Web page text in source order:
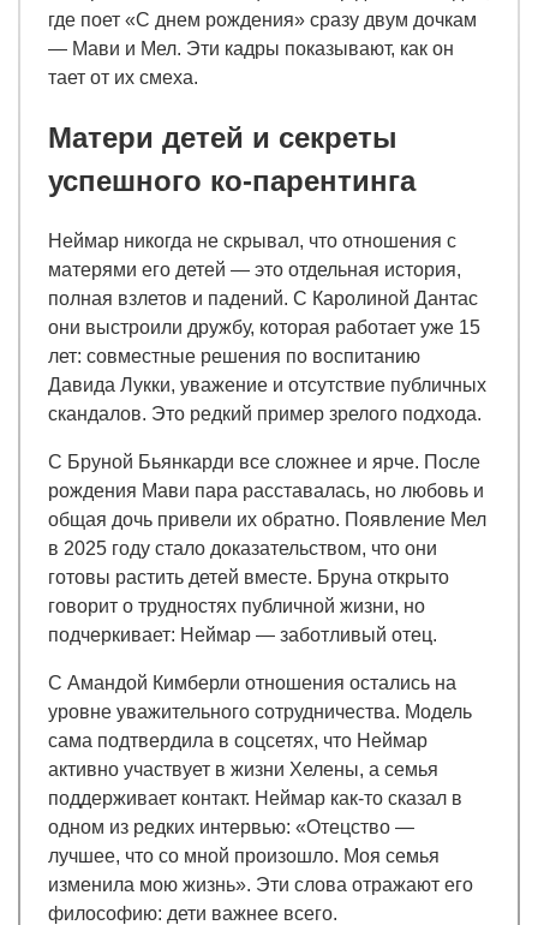
где поет «С днем рождения» сразу двум дочкам
— Мави и Мел. Эти кадры показывают, как он
тает от их смеха.
Матери детей и секреты
успешного ко-парентинга
Неймар никогда не скрывал, что отношения с
матерями его детей — это отдельная история,
полная взлетов и падений. С Каролиной Дантас
они выстроили дружбу, которая работает уже 15
лет: совместные решения по воспитанию
Давида Лукки, уважение и отсутствие публичных
скандалов. Это редкий пример зрелого подхода.
С Бруной Бьянкарди все сложнее и ярче. После
рождения Мави пара расставалась, но любовь и
общая дочь привели их обратно. Появление Мел
в 2025 году стало доказательством, что они
готовы растить детей вместе. Бруна открыто
говорит о трудностях публичной жизни, но
подчеркивает: Неймар — заботливый отец.
С Амандой Кимберли отношения остались на
уровне уважительного сотрудничества. Модель
сама подтвердила в соцсетях, что Неймар
активно участвует в жизни Хелены, а семья
поддерживает контакт. Неймар как-то сказал в
одном из редких интервью: «Отецство —
лучшее, что со мной произошло. Моя семья
изменила мою жизнь». Эти слова отражают его
философию: дети важнее всего.